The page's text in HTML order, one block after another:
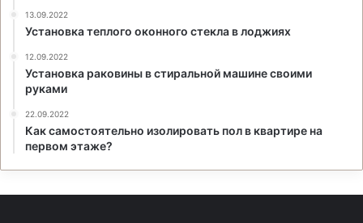
13.09.2022
Установка теплого оконного стекла в лоджиях
12.09.2022
Установка раковины в стиральной машине своими
руками
22.09.2022
Как самостоятельно изолировать пол в квартире на
первом этаже?